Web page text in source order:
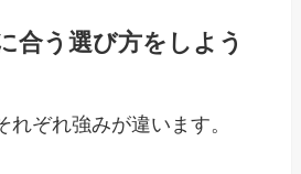
合う選び方をしよう
れぞれ強みが違います。